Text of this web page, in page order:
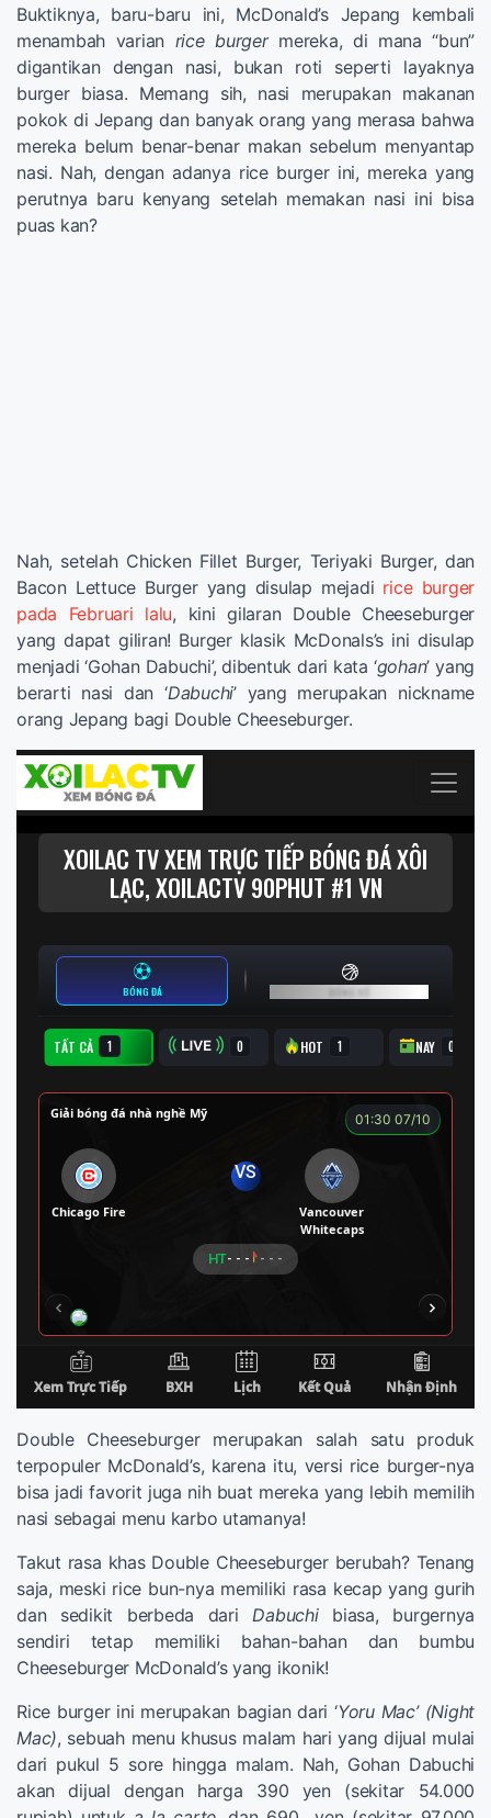
Buktiknya, baru-baru ini, McDonald’s Jepang kembali
menambah varian rice burgermereka, di mana “bun”
digantikan dengan nasi, bukan roti seperti layaknya
burger biasa. Memang sih, nasi merupakan makanan
pokok di Jepang dan banyak orang yang merasa bahwa
mereka belum benar-benar makan sebelum menyantap
nasi. Nah, dengan adanya rice burger ini, mereka yang
perutnya baru kenyang setelah memakan nasi ini bisa
puas kan?
Nah, setelah Chicken Fillet Burger, Teriyaki Burger, dan
Bacon Lettuce Burger yang disulap mejadi rice burger
pada Februari lalu, kini gilaran Double Cheeseburger
yang dapat giliran! Burger klasik McDonals’s ini disulap
menjadi ‘Gohan Dabuchi’, dibentuk dari kata ‘gohan’ yang
berarti nasi dan ‘Dabuchi’ yang merupakan nickname
orang Jepang bagi Double Cheeseburger.
Double Cheeseburger merupakan salah satu produk
terpopuler McDonald’s, karena itu, versi rice burger-nya
bisa jadi favorit juga nih buat mereka yang lebih memilih
nasi sebagai menu karbo utamanya!
Takut rasa khas Double Cheeseburger berubah? Tenang
saja, meski rice bun-nya memiliki rasa kecap yang gurih
dan sedikit berbeda dari Dabuchibiasa, burgernya
sendiri tetap memiliki bahan-bahan dan bumbu
Cheeseburger McDonald’s yang ikonik!
Rice burger ini merupakan bagian dari ‘Yoru Mac’ (Night
Mac), sebuah menu khusus malam hari yang dijual mulai
dari pukul 5 sore hingga malam. Nah, Gohan Dabuchi
akan dijual dengan harga 390 yen (sekitar 54.000